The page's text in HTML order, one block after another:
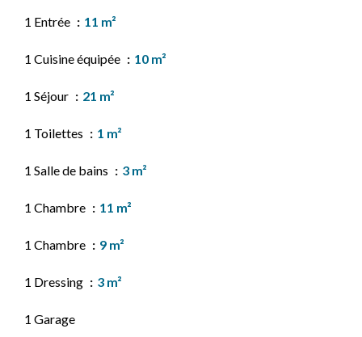
1 Entrée 11 m²
1 Cuisine équipée 10 m²
1 Séjour 21 m²
1 Toilettes 1 m²
1 Salle de bains 3 m²
1 Chambre 11 m²
1 Chambre 9 m²
1 Dressing 3 m²
1 Garage